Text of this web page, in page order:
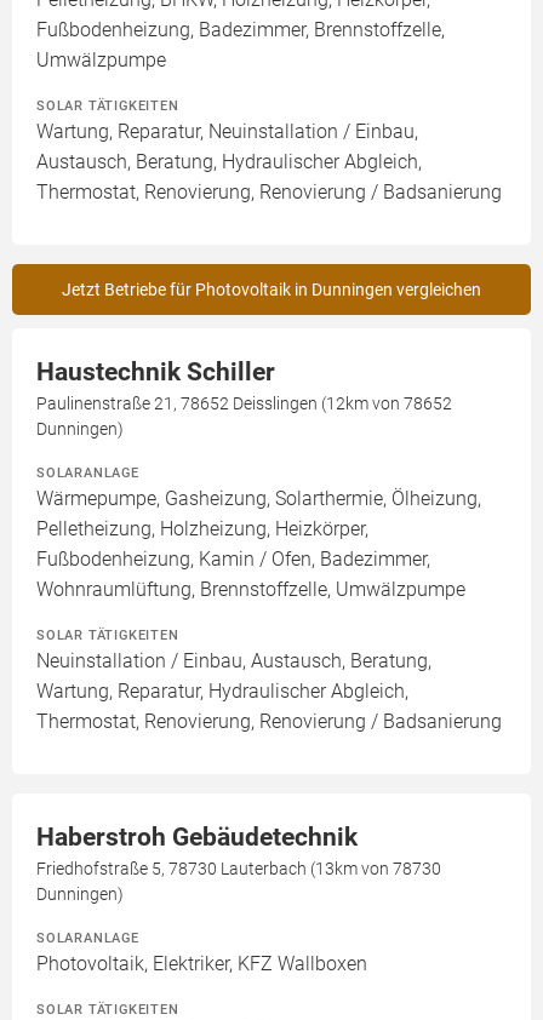
Fußbodenheizung, Badezimmer, Brennstoffzelle,
Umwälzpumpe
SOLAR TÄTIGKEITEN
Wartung, Reparatur, Neuinstallation / Einbau,
Austausch, Beratung, Hydraulischer Abgleich,
Thermostat, Renovierung, Renovierung / Badsanierung
Jetzt Betriebe für Photovoltaik in Dunningen vergleichen
Haustechnik Schiller
Paulinenstraße 21, 78652 Deisslingen (12km von 78652
Dunningen)
SOLARANLAGE
Wärmepumpe, Gasheizung, Solarthermie, Ölheizung,
Pelletheizung, Holzheizung, Heizkörper,
Fußbodenheizung, Kamin / Ofen, Badezimmer,
Wohnraumlüftung, Brennstoffzelle, Umwälzpumpe
SOLAR TÄTIGKEITEN
Neuinstallation / Einbau, Austausch, Beratung,
Wartung, Reparatur, Hydraulischer Abgleich,
Thermostat, Renovierung, Renovierung / Badsanierung
Haberstroh Gebäudetechnik
Friedhofstraße 5, 78730 Lauterbach (13km von 78730
Dunningen)
SOLARANLAGE
Photovoltaik, Elektriker, KFZ Wallboxen
SOLAR TÄTIGKEITEN